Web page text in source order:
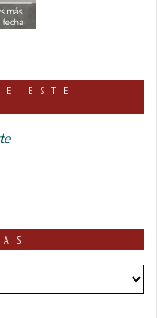
ESTE